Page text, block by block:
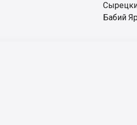
Бабий